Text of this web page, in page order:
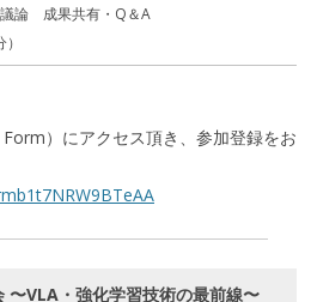
論
成果共有・Q＆A
）にアクセス頂き、参加登録をお
〜VLA・強化学習技術の最前線〜